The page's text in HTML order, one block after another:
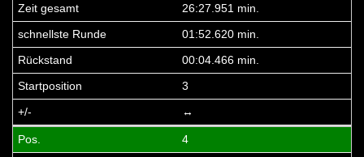
26:27.951 min.
01:52.620 min.
00:04.466 min.
3
↔
4